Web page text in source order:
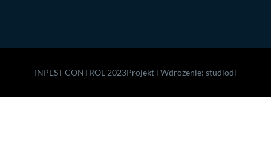
INPEST CONTROL 2023Projekt i Wdrożenie: studiodi